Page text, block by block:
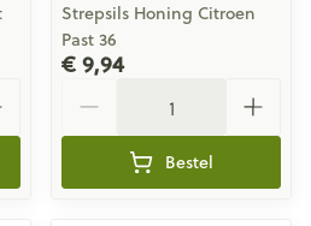
Strepsils Honing Citroen
Past 36
€ 9,94
Bestel